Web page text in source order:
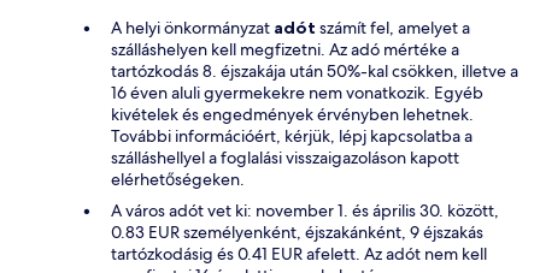
A helyi önkormányzat adót számít fel, amelyet a
szálláshelyen kell megfizetni. Az adó mértéke a
tartózkodás 8. éjszakája után 50%-kal csökken, illetve a
16 éven aluli gyermekekre nem vonatkozik. Egyéb
kivételek és engedmények érvényben lehetnek.
További információért, kérjük, lépj kapcsolatba a
szálláshellyel a foglalási visszaigazoláson kapott
elérhetőségeken.
A város adót vet ki: november 1. és április 30. között,
0.83 EUR személyenként, éjszakánként, 9 éjszakás
tartózkodásig és 0.41 EUR afelett. Az adót nem kell